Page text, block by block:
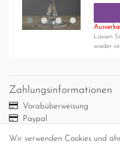
Lassen
wieder
Wir verwenden Cookies und
Zahlungsinformationen
Vorabüberweisung
Paypal